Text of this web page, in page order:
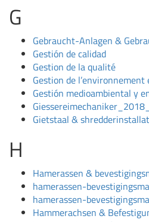
G
Gebraucht-Anlagen &
Gestión de calidad
Gestion de la qualité
Gestion de l’environnement
Gestión medioambiental y
Gietstaal &
H
Hamerassen &
hamerassen-
hamerassen-
Hammerachsen &